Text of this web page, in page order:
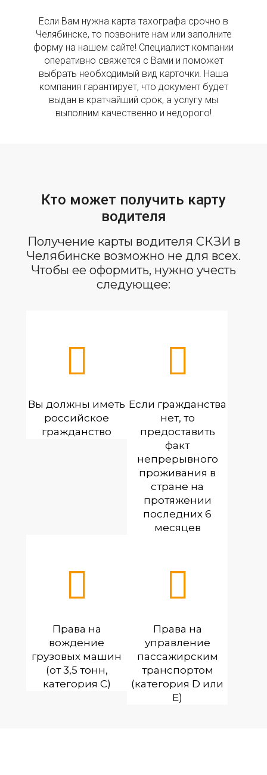
Если Вам нужна карта тахографа срочно в
Челябинске, то позвоните нам или заполните
форму на нашем сайте! Специалист компании
оперативно свяжется с Вами и поможет
выбрать необходимый вид карточки. Наша
компания гарантирует, что документ будет
выдан в кратчайший срок, а услугу мы
выполним качественно и недорого!
Кто может получить карту
водителя
Получение карты водителя СКЗИ в
Челябинске возможно не для всех.
Чтобы ее оформить, нужно учесть
следующее:
Вы должны иметь
российское
гражданство
Если гражданства
нет, то
предоставить
факт
непрерывного
проживания в
стране на
протяжении
последних 6
месяцев
Права на
вождение
грузовых машин
(от 3,5 тонн,
категория С)
Права на
управление
пассажирским
транспортом
(категория D или
E)